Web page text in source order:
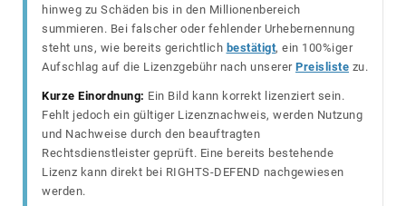
hinweg zu Schäden bis in den Millionenbereich
summieren. Bei falscher oder fehlender Urhebernennung
steht uns, wie bereits gerichtlich bestätigt, ein 100%iger
Aufschlag auf die Lizenzgebühr nach unserer Preisliste zu.
Kurze Einordnung: Ein Bild kann korrekt lizenziert sein.
Fehlt jedoch ein gültiger Lizenznachweis, werden Nutzung
und Nachweise durch den beauftragten
Rechtsdienstleister geprüft. Eine bereits bestehende
Lizenz kann direkt bei RIGHTS-DEFEND nachgewiesen
werden.